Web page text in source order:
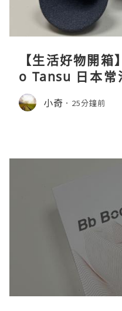
【生活好物開
o Tansu 日本常
親身試用＆真實評
小奇 25分鐘前